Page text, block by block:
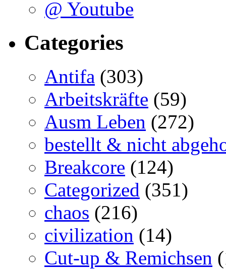
@ Youtube
Categories
Antifa (303)
Arbeitskräfte (59)
Ausm Leben (272)
bestellt & nicht
Breakcore (124)
Categorized (351)
chaos (216)
civilization (14)
Cut-up & Remichsen